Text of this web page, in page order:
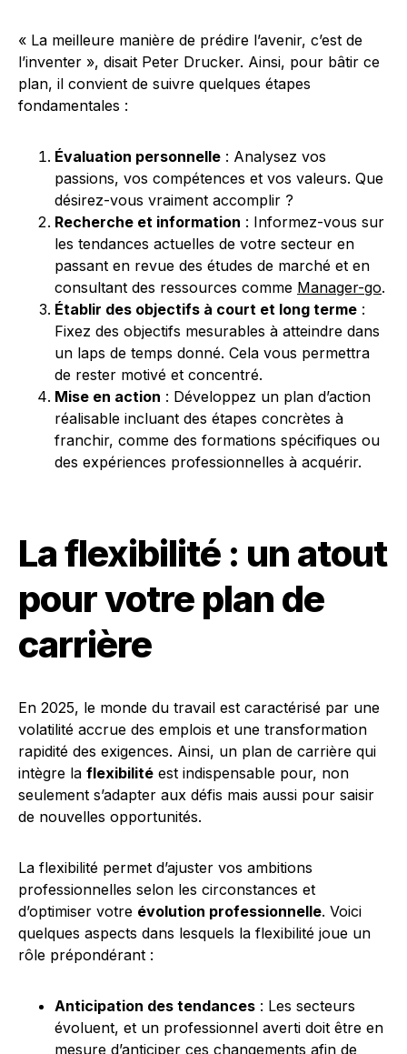
« La meilleure manière de prédire l’avenir, c’est de
l’inventer », disait Peter Drucker. Ainsi, pour bâtir ce
plan, il convient de suivre quelques étapes
fondamentales :
Évaluation personnelle : Analysez vos
passions, vos compétences et vos valeurs. Que
désirez-vous vraiment accomplir ?
Recherche et information : Informez-vous sur
les tendances actuelles de votre secteur en
passant en revue des études de marché et en
consultant des ressources comme Manager-go.
Établir des objectifs à court et long terme :
Fixez des objectifs mesurables à atteindre dans
un laps de temps donné. Cela vous permettra
de rester motivé et concentré.
Mise en action : Développez un plan d’action
réalisable incluant des étapes concrètes à
franchir, comme des formations spécifiques ou
des expériences professionnelles à acquérir.
La flexibilité : un atout
pour votre plan de
carrière
En 2025, le monde du travail est caractérisé par une
volatilité accrue des emplois et une transformation
rapidité des exigences. Ainsi, un plan de carrière qui
intègre la flexibilité est indispensable pour, non
seulement s’adapter aux défis mais aussi pour saisir
de nouvelles opportunités.
La flexibilité permet d’ajuster vos ambitions
professionnelles selon les circonstances et
d’optimiser votre évolution professionnelle. Voici
quelques aspects dans lesquels la flexibilité joue un
rôle prépondérant :
Anticipation des tendances : Les secteurs
évoluent, et un professionnel averti doit être en
mesure d’anticiper ces changements afin de